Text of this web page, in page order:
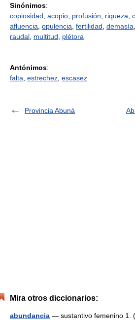
Sinónimos:
copiosidad acopio profusión riqueza
afluencia opulencia fertilidad demasía
raudal multitud plétora
Antónimos:
falta estrechez escasez
Provincia Abuná
Mira otros diccionarios:
abundancia — sustantivo femenino 1.